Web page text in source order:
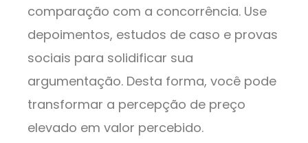
comparação com a concorrência. Use
depoimentos, estudos de caso e provas
sociais para solidificar sua
argumentação. Desta forma, você pode
transformar a percepção de preço
elevado em valor percebido.